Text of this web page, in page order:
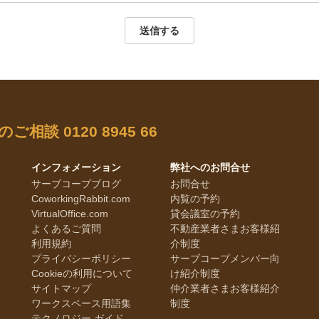
送信する
ご相談 0120 8945 66
インフォメーション
サーブコープブログ
CoworkingRabbit.com
VirtualOffice.com
よくあるご質問
利用規約
プライバシーポリシー
Cookieの利用について
サイトマップ
ワークスペース用語集
弊社へのお問合せ
お問合せ
内覧の予約
貸会議室の予約
不動産業者さまお客様紹
介制度
サーブコープメンバー向
け紹介制度
仲介業者さまお客様紹介
制度